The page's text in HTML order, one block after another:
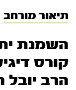
תיאור מורחב
השמנת
קורס
הרב יובל